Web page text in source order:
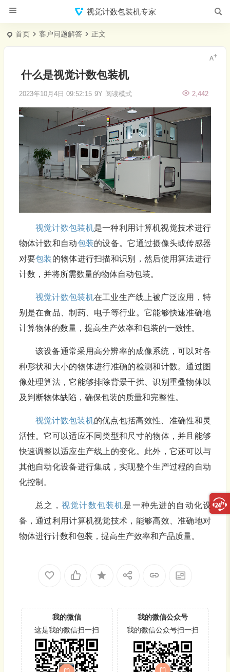
视觉计数包装机专家
首页 客户问题解答 正文
什么是视觉计数包装机
2023年10月4日 09:52:15 9Y 2,442
阅读模式
视觉计数包装机是一种利用计算机视觉技术进行
物体计数和自动包装的设备。它通过摄像头或传感器
对要包装的物体进行扫描和识别，然后使用算法进行
计数，并将所需数量的物体自动包装。
视觉计数包装机在工业生产线上被广泛应用，特
别是在食品、制药、电子等行业。它能够快速准确地
计算物体的数量，提高生产效率和包装的一致性。
该设备通常采用高分辨率的成像系统，可以对各
种形状和大小的物体进行准确的检测和计数。通过图
像处理算法，它能够排除背景干扰、识别重叠物体以
及判断物体缺陷，确保包装的质量和完整性。
视觉计数包装机的优点包括高效性、准确性和灵
活性。它可以适应不同类型和尺寸的物体，并且能够
快速调整以适应生产线上的变化。此外，它还可以与
其他自动化设备进行集成，实现整个生产过程的自动
化控制。
总之，视觉计数包装机是一种先进的自动化设
备，通过利用计算机视觉技术，能够高效、准确地对
物体进行计数和包装，提高生产效率和产品质量。
我的微信
这是我的微信扫一扫
我的微信公众号
我的微信公众号扫一扫